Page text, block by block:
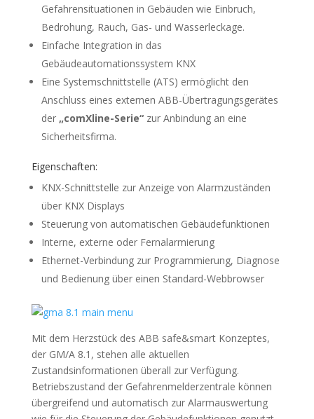
Gefahrensituationen in Gebäuden wie Einbruch,
Bedrohung, Rauch, Gas- und Wasserleckage.
Einfache Integration in das
Gebäudeautomationssystem KNX
Eine Systemschnittstelle (ATS) ermöglicht den
Anschluss eines externen ABB-Übertragungsgerätes
der „comXline-Serie“zur Anbindung an eine
Sicherheitsfirma.
Eigenschaften:
KNX-Schnittstelle zur Anzeige von Alarmzuständen
über KNX Displays
Steuerung von automatischen Gebäudefunktionen
Interne, externe oder Fernalarmierung
Ethernet-Verbindung zur Programmierung, Diagnose
und Bedienung über einen Standard-Webbrowser
Mit dem Herzstück des ABB safe&smart Konzeptes,
der GM/A 8.1, stehen alle aktuellen
Zustandsinformationen überall zur Verfügung.
Betriebszustand der Gefahrenmelderzentrale können
übergreifend und automatisch zur Alarmauswertung